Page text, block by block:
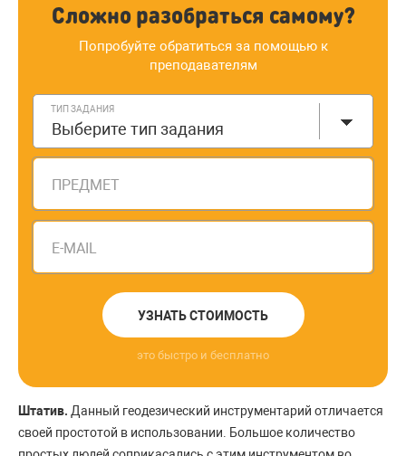
Сложно разобраться самому?
Попробуйте обратиться за помощью к
преподавателям
ТИП ЗАДАНИЯ
Выберите тип задания
ПРЕДМЕТ
E-MAIL
УЗНАТЬ СТОИМОСТЬ
это быстро и бесплатно
Штатив. Данный геодезический инструментарий отличается
своей простотой в использовании. Большое количество